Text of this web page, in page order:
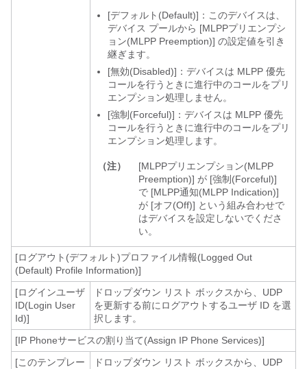
[デフォルト(Default)]：このデバイスは、
デバイス プールから [MLPPプリエンプシ
ョン(MLPP Preemption)] の設定値を引き
継ぎます。
[無効(Disabled)]：デバイスは MLPP 優先
コールを行うときに進行中のコールをプリ
エンプション処理しません。
[強制(Forceful)]：デバイスは MLPP 優先
コールを行うときに進行中のコールをプリ
エンプション処理します。
（注）
[MLPPプリエンプション(MLPP
Preemption)] が [強制(Forceful)]
で [MLPP通知(MLPP Indication)]
が [オフ(Off)] という組み合わせで
はデバイスを設定しないでくださ
い。
[ログアウト(デフォルト)プロファイル情報(Logged Out
(Default) Profile Information)]
[ログインユーザ
ID(Login User
Id)]
ドロップダウン リスト ボックスから、UDP
を更新する前にログアウトするユーザ ID を選
択します。
[IP Phoneサービスの割り当て(Assign IP Phone Services)]
[このテンプレー
ドロップダウン リスト ボックスから、UDP